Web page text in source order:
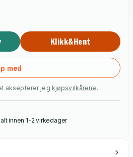
opprørets idealer og noe nytt og
... Dyrenes gård [Animal Farm] er
roman som fortsatt fremstår
Klikk&Hent
med
aksepterer jeg kjøpsvilkårene .
innen 1-2 virkedager